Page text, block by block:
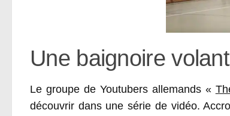
Une baignoire
Le groupe de Youtubers allemands «
découvrir dans une série de vidéo.